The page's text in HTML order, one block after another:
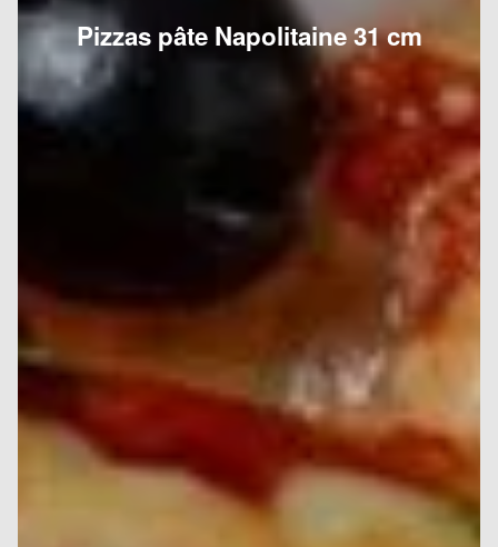
Pizzas pâte Napolitaine 31 cm